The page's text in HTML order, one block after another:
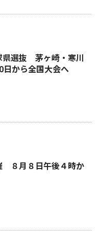
県選抜 茅ヶ崎・寒川
から全国大会へ
８月８日午後４時か